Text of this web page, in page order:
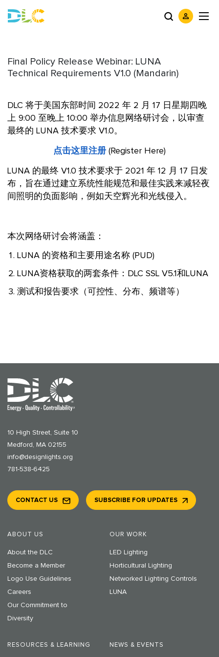
Final Policy Release Webinar: LUNA
Technical Requirements V1.0 (Mandarin)
DLC 将于美国东部时间 2022 年 2 月 17 日星期四晚
上 9:00 至晚上 10:00 举办信息网络研讨会，以审查
最终的 LUNA 技术要求 V1.0。
点击这里注册 (Register Here)
LUNA 的最终 V1.0 技术要求于 2021 年 12 月 17 日发
布，旨在通过建立系统性能规范和最佳实践来减轻夜
间照明的负面影响，例如天空辉光和光线侵入。
本次网络研讨会将涵盖：
LUNA 的资格和主要用途名称 (PUD)
LUNA资格获取的两套条件：DLC SSL V5.1和LUNA
测试和报告要求（可控性、分布、频谱等）
10 High Street, Suite 10
Medford, MA 02155
info@designlights.org
781-538-6425
ABOUT US
About the DLC
Become a Member
Logo Use Guidelines
Careers
Our Commitment to
Diversity
OUR WORK
LED Lighting
Horticultural Lighting
Networked Lighting Controls
LUNA
RESOURCES & LEARNING NEWS & EVENTS
CONTACT US SUBSCRIBE FOR UPDATES